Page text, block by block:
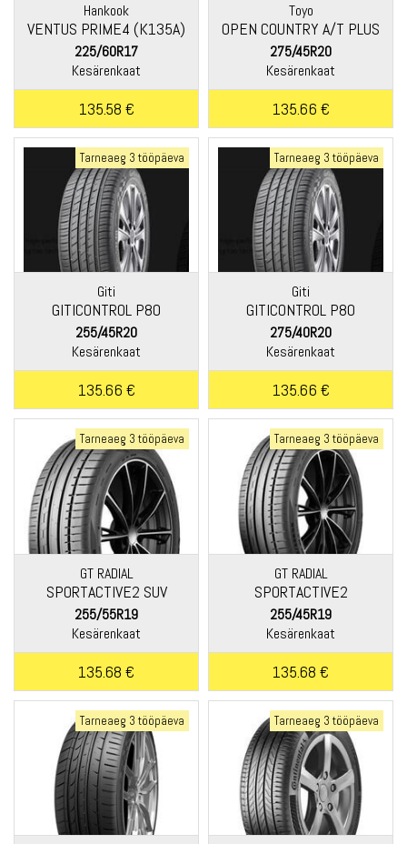
Hankook
VENTUS PRIME4 (K135A)
225/60R17
Kesärenkaat
135.58 €
Toyo
OPEN COUNTRY A/T PLUS
275/45R20
Kesärenkaat
135.66 €
Tarneaeg 3 tööpäeva
Giti
GITICONTROL P80
RUNFLAT
255/45R20
Kesärenkaat
135.66 €
Tarneaeg 3 tööpäeva
Giti
GITICONTROL P80
RUNFLAT
275/40R20
Kesärenkaat
135.66 €
Tarneaeg 3 tööpäeva
GT RADIAL
SPORTACTIVE2 SUV
255/55R19
Kesärenkaat
135.68 €
Tarneaeg 3 tööpäeva
GT RADIAL
SPORTACTIVE2
255/45R19
Kesärenkaat
135.68 €
Tarneaeg 3 tööpäeva Tarneaeg 3 tööpäeva